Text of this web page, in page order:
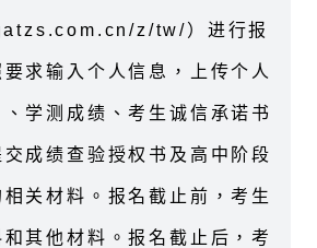
z/tw/）进行报
求输入个人信息，上传个人
学测成绩、考生诚信承诺书
成绩查验授权书及高中阶段
关材料。报名截止前，考生
其他材料。报名截止后，考